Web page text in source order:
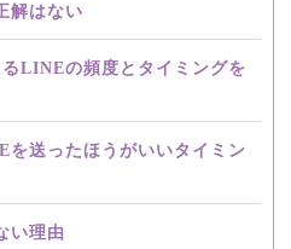
解はない
LINEの頻度とタイミングを
を送ったほうがいいタイミン
い理由